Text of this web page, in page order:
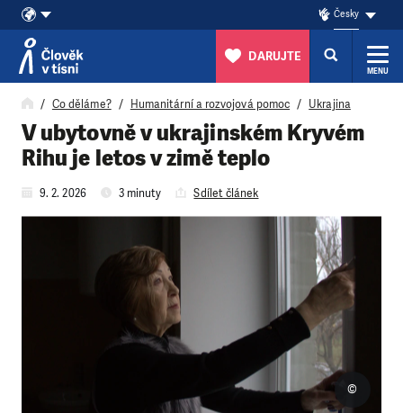
Přeskočit na obsah
Česky
DARUJTE
MENU
Co děláme? Humanitární a rozvojová pomoc Ukrajina
V ubytovně v ukrajinském Kryvém
Rihu je letos v zimě teplo
9. 2. 2026 3 minuty Sdílet článek
©